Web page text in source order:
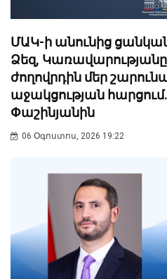
ՄԱԿ-ի անունից
Ձեզ,
ժողովրդին մեր
աջակցության հարցում.
Փաշինյանին
06 Օգոստոս, 2026 19:22